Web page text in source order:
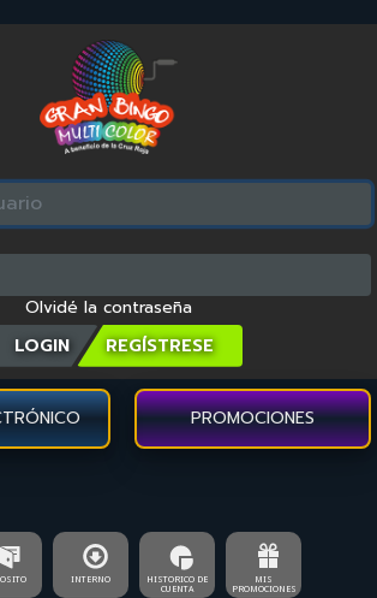
Olvidé la contraseña
LOGIN
PROMOCIONES
INTERNO
HISTORICO DE
CUENTA
MIS
PROMOCIONES